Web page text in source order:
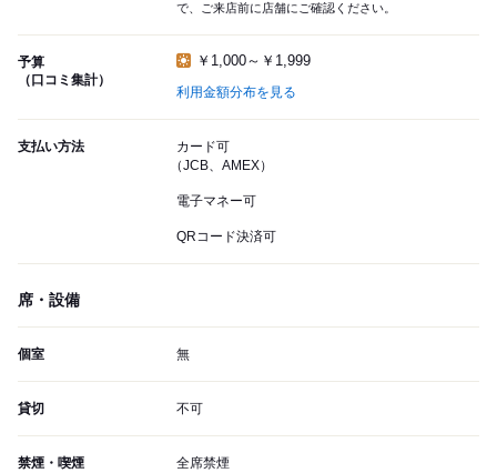
で、ご来店前に店舗にご確認ください。
予算
（口コミ集計）
￥1,000～￥1,999
利用金額分布を見る
支払い方法
カード可
（JCB、AMEX）
電子マネー可
QRコード決済可
席・設備
個室 無
貸切 不可
禁煙・喫煙 全席禁煙